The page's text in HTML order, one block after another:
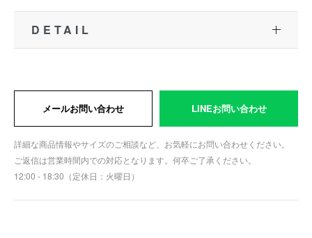
DETAIL
メールお問い合わせ LINEお問い合わせ
詳細な商品情報やサイズのご相談など、お気軽にお問い合わせください。
ご返信は営業時間内での対応となります。何卒ご了承ください。
12:00 - 18:30（定休日：火曜日）